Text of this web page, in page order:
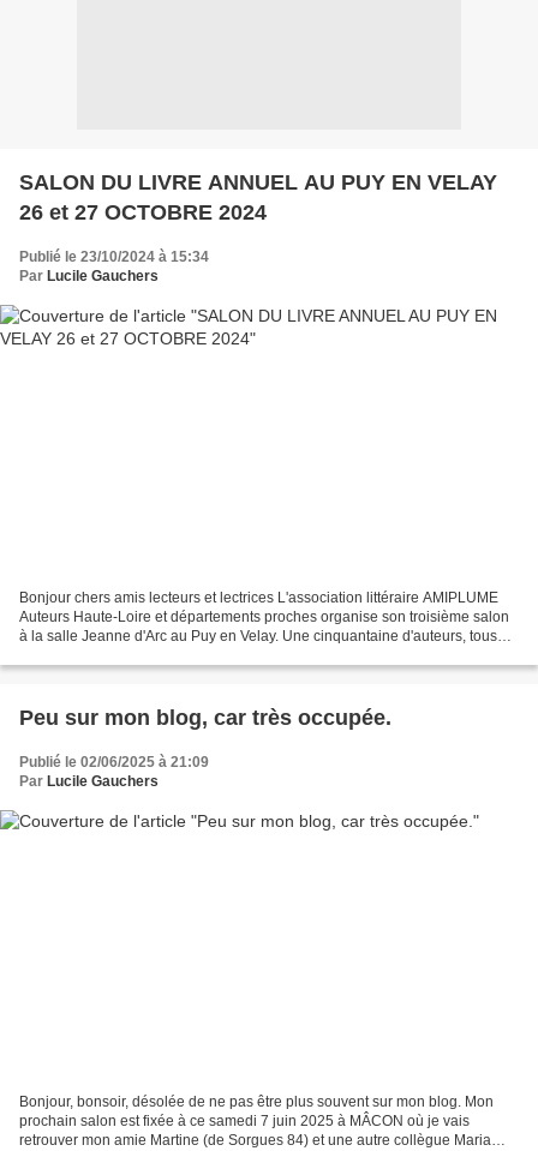
SALON DU LIVRE ANNUEL AU PUY EN VELAY
26 et 27 OCTOBRE 2024
Publié le 23/10/2024 à 15:34
Par Lucile Gauchers
Bonjour chers amis lecteurs et lectrices L'association littéraire AMIPLUME
Auteurs Haute-Loire et départements proches organise son troisième salon
à la salle Jeanne d'Arc au Puy en Velay. Une cinquantaine d'auteurs, tous
Peu sur mon blog, car très occupée.
Publié le 02/06/2025 à 21:09
Par Lucile Gauchers
Bonjour, bonsoir, désolée de ne pas être plus souvent sur mon blog. Mon
prochain salon est fixée à ce samedi 7 juin 2025 à MÂCON où je vais
retrouver mon amie Martine (de Sorgues 84) et une autre collègue Maria